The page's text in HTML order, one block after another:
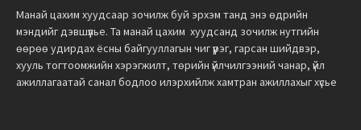
Манай цахим хуудсаар зочилж буй эрхэм танд энэ өдрийн
мэндийг дэвшүүлье. Та манай цахим хуудсанд зочилж нутгийн
өөрөө удирдах ёсны байгууллагын чиг үүрэг, гарсан шийдвэр,
хууль тогтоомжийн хэрэгжилт, төрийн үйлчилгээний чанар, үйл
ажиллагаатай санал бодлоо илэрхийлж хамтран ажиллахыг хүсье